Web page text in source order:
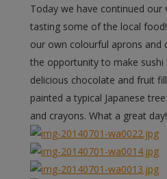
Today we have continued our
tasting some of the local
our own colourful aprons and
the opportunity to make
delicious chocolate and fruit
painted a typical Japanese
and crayons. What a great day!